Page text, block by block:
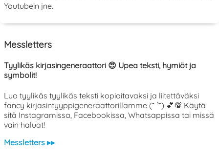
Youtubein jne.
Messletters
Tyylikäs kirjasingeneraattori 😍 Upea teksti, hymiöt ja
symbolit!
Luo tyylikäs tyylikäs teksti kopioitavaksi ja liitettäväksi
fancy kirjasintyyppigeneraattorillamme (˘ ³˘) 💕💯 Käytä
sitä Instagramissa, Facebookissa, Whatsappissa tai missä
vain haluat!
Messletters ▸▸